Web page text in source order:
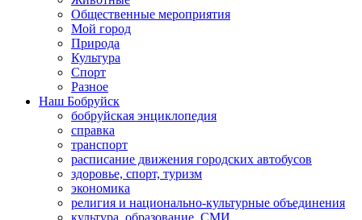
Общественные мероприятия
Мой город
Природа
Культура
Спорт
Разное
Наш Бобруйск
бобруйская энциклопедия
справка
транспорт
расписание движения городских автобусов
здоровье, спорт, туризм
экономика
религия и национально-культурные объединения
культура, образование, СМИ